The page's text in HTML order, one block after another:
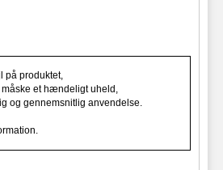
på produktet,
måske et hændeligt uheld,
og gennemsnitlig anvendelse.